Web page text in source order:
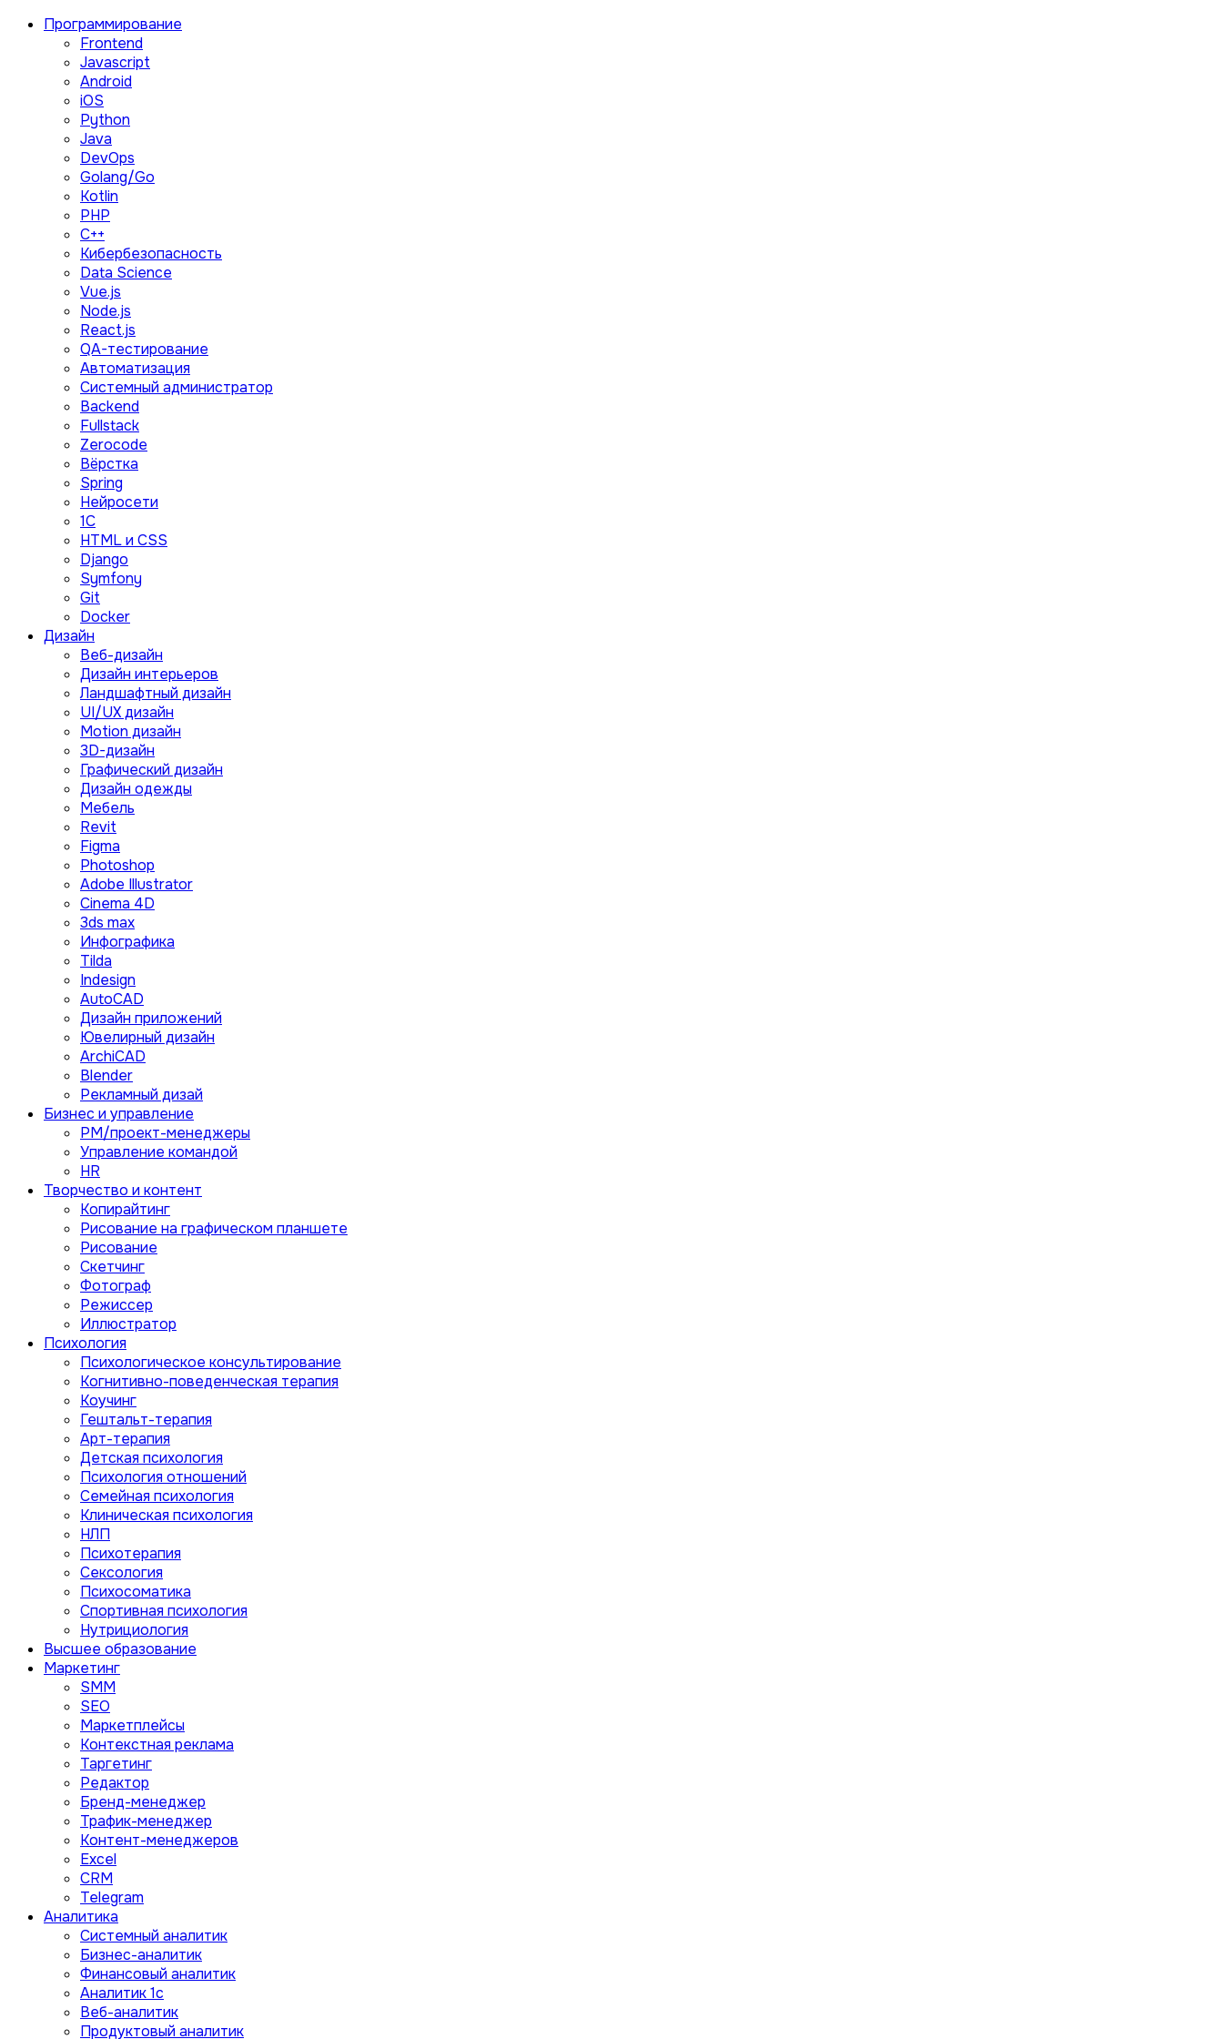
Программирование
Frontend
Javascript
Android
iOS
Python
Java
DevOps
Golang/Go
Kotlin
PHP
C++
Кибербезопасность
Data Science
Vue.js
Node.js
React.js
QA-тестирование
Автоматизация
Системный администратор
Backend
Fullstack
Zerocode
Вёрстка
Spring
Нейросети
1C
HTML и CSS
Django
Symfony
Git
Docker
Дизайн
Веб-дизайн
Дизайн интерьеров
Ландшафтный дизайн
UI/UX дизайн
Motion дизайн
3D-дизайн
Графический дизайн
Дизайн одежды
Мебель
Revit
Figma
Photoshop
Adobe Illustrator
Сinema 4D
3ds max
Инфографика
Tilda
Indesign
AutoCAD
Дизайн приложений
Ювелирный дизайн
ArchiCAD
Blender
Рекламный дизай
Бизнес и управление
PM/проект-менеджеры
Управление командой
HR
Творчество и контент
Копирайтинг
Рисование на графическом планшете
Рисование
Скетчинг
Фотограф
Режиссер
Иллюстратор
Психология
Психологическое консультирование
Когнитивно-поведенческая терапия
Коучинг
Гештальт-терапия
Арт-терапия
Детская психология
Психология отношений
Семейная психология
Клиническая психология
НЛП
Психотерапия
Сексология
Психосоматика
Спортивная психология
Нутрициология
Высшее образование
Маркетинг
SMM
SEO
Маркетплейсы
Контекстная реклама
Таргетинг
Редактор
Бренд-менеджер
Трафик-менеджер
Контент-менеджеров
Excel
CRM
Telegram
Аналитика
Системный аналитик
Бизнес-аналитик
Финансовый аналитик
Aналитик 1с
Веб-аналитик
Продуктовый аналитик